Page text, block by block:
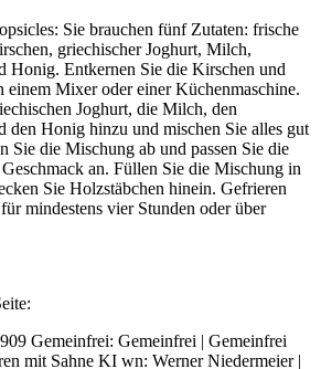
Sie brauchen fünf Zutaten: frische
griechischer Joghurt, Milch,
Honig. Entkernen Sie die Kirschen und
einem Mixer oder einer Küchenmaschine.
Joghurt, die Milch, den
den Honig hinzu und mischen Sie alles gut
Sie die Mischung ab und passen Sie die
an. Füllen Sie die Mischung in
Sie Holzstäbchen hinein. Gefrieren
mindestens vier Stunden oder über
Gemeinfrei: Gemeinfrei | Gemeinfrei
mit Sahne KI wn: Werner Niedermeier |